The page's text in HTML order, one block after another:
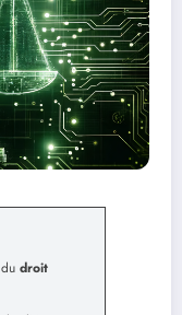
droit